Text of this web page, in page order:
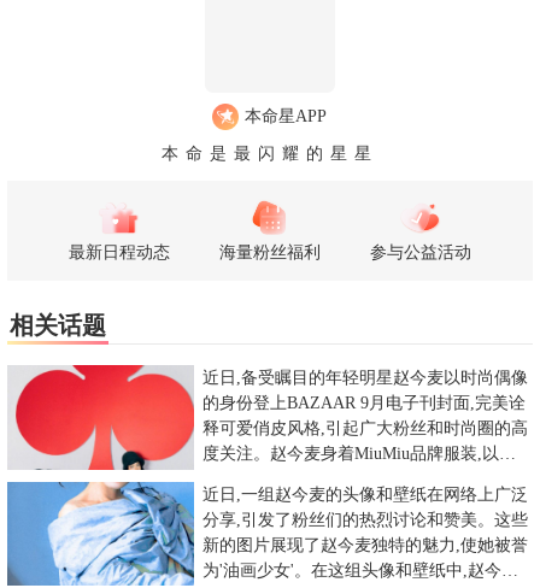
本命星APP
本命是最闪耀的星星
最新日程动态 海量粉丝福利 参与公益活动
相关话题
近日,备受瞩目的年轻明星赵今麦以时尚偶像
的身份登上BAZAAR 9月电子刊封面,完美诠
释可爱俏皮风格,引起广大粉丝和时尚圈的高
度关注。赵今麦身着MiuMiu品牌服装,以出
近日,一组赵今麦的头像和壁纸在网络上广泛
分享,引发了粉丝们的热烈讨论和赞美。这些
新的图片展现了赵今麦独特的魅力,使她被誉
为'油画少女'。在这组头像和壁纸中,赵今麦